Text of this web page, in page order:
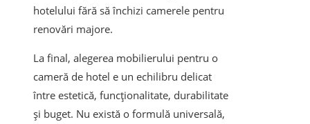
hotelului fără să închizi camerele pentru
renovări majore.
La final, alegerea mobilierului pentru o
cameră de hotel e un echilibru delicat
între estetică, funcționalitate, durabilitate
și buget. Nu există o formulă universală,